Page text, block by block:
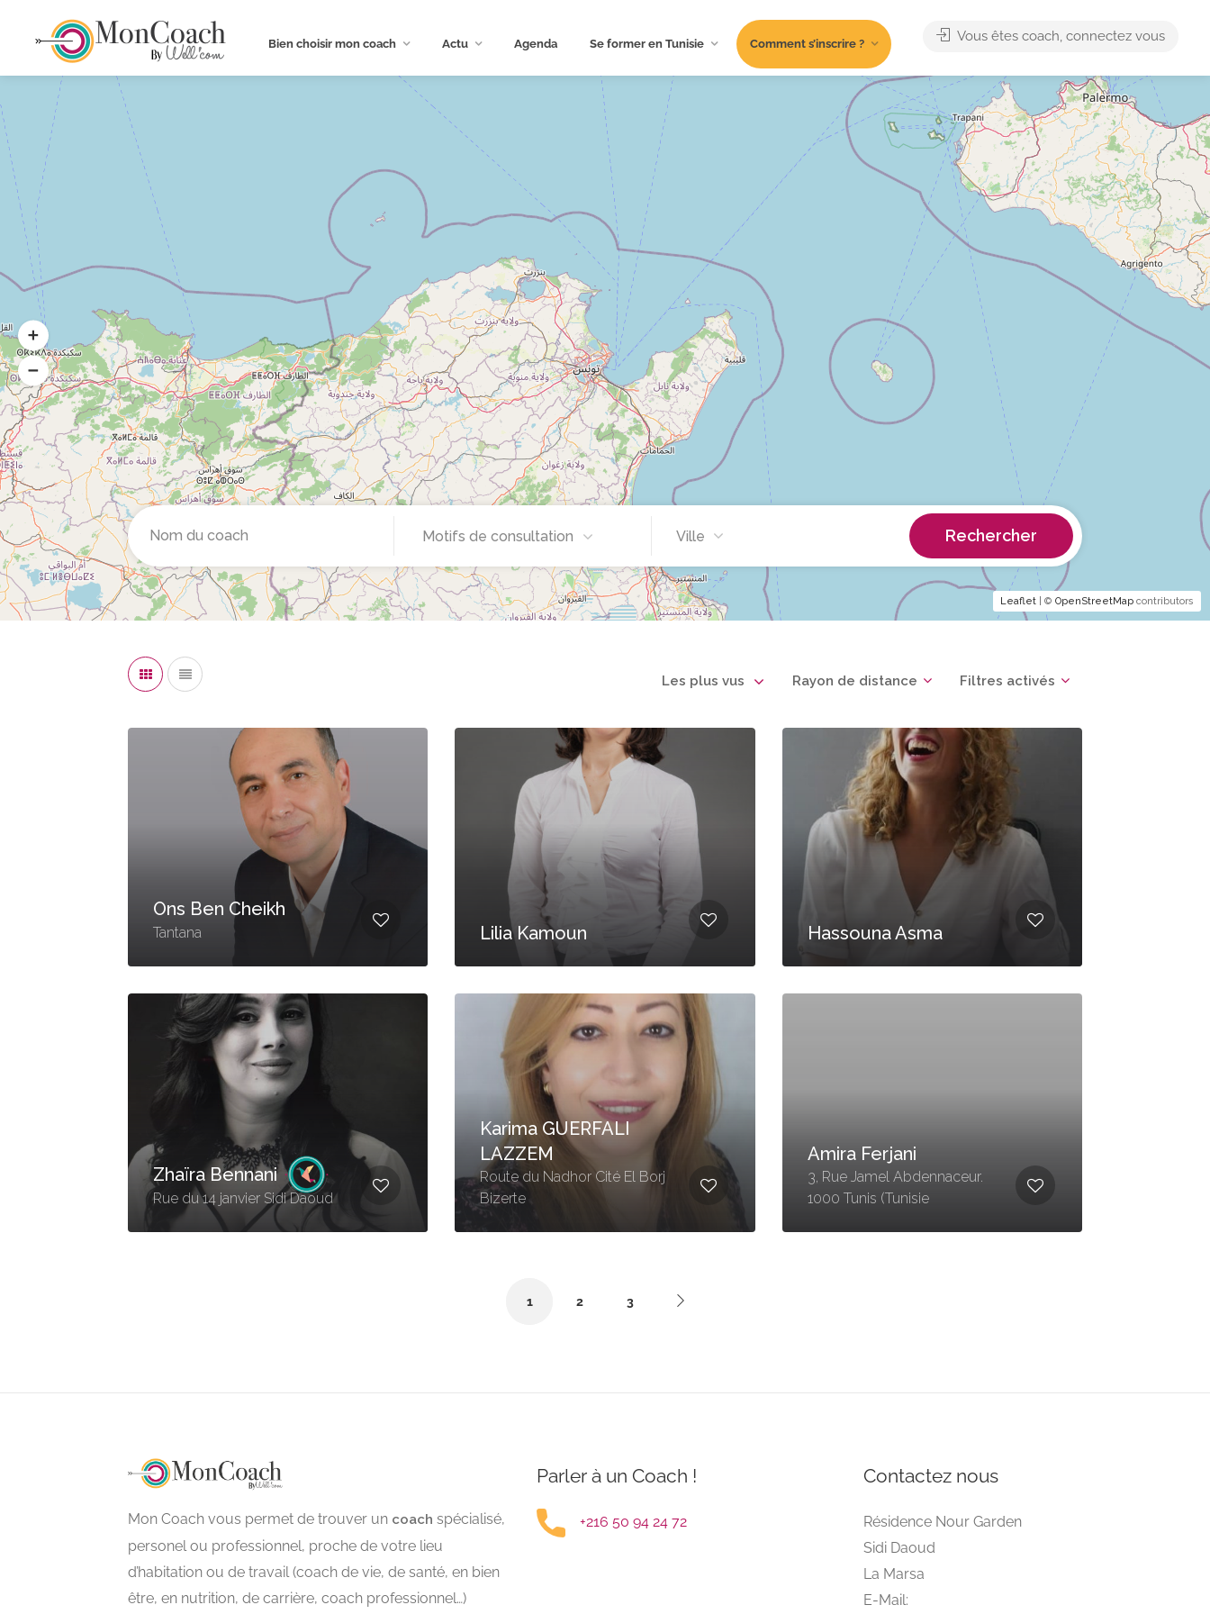
Bien choisir mon coach Actu Agenda Se former en Tunisie Comment s’inscrire ? Vous êtes coach, connectez vous
Leaflet | © OpenStreetMap contributors
Motifs de consultation Ville Rechercher
Filtres activés
Rayon de distance
Les plus vus
Ons Ben Cheikh
Tantana Lilia Kamoun Hassouna Asma
Zhaïra Bennani
Rue du 14 janvier Sidi Daoud
Karima GUERFALI
LAZZEM
Route du Nadhor Cité El Borj
Bizerte
Amira Ferjani
3, Rue Jamel Abdennaceur.
1000 Tunis (Tunisie
1 2 3
Mon Coach vous permet de trouver un coach spécialisé,
personel ou professionnel, proche de votre lieu
d’habitation ou de travail (coach de vie, de santé, en bien
être, en nutrition, de carrière, coach professionnel…)
Parler à un Coach !
+216 50 94 24 72
Contactez nous
Résidence Nour Garden
Sidi Daoud
La Marsa
E-Mail: